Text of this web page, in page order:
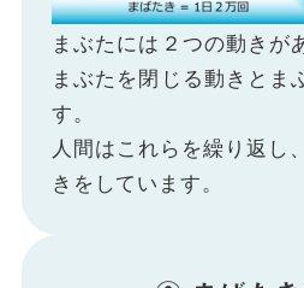
まぶたには２つの動きが
まぶたを閉じる動きとま
す。
人間はこれらを繰り返し
きをしています。